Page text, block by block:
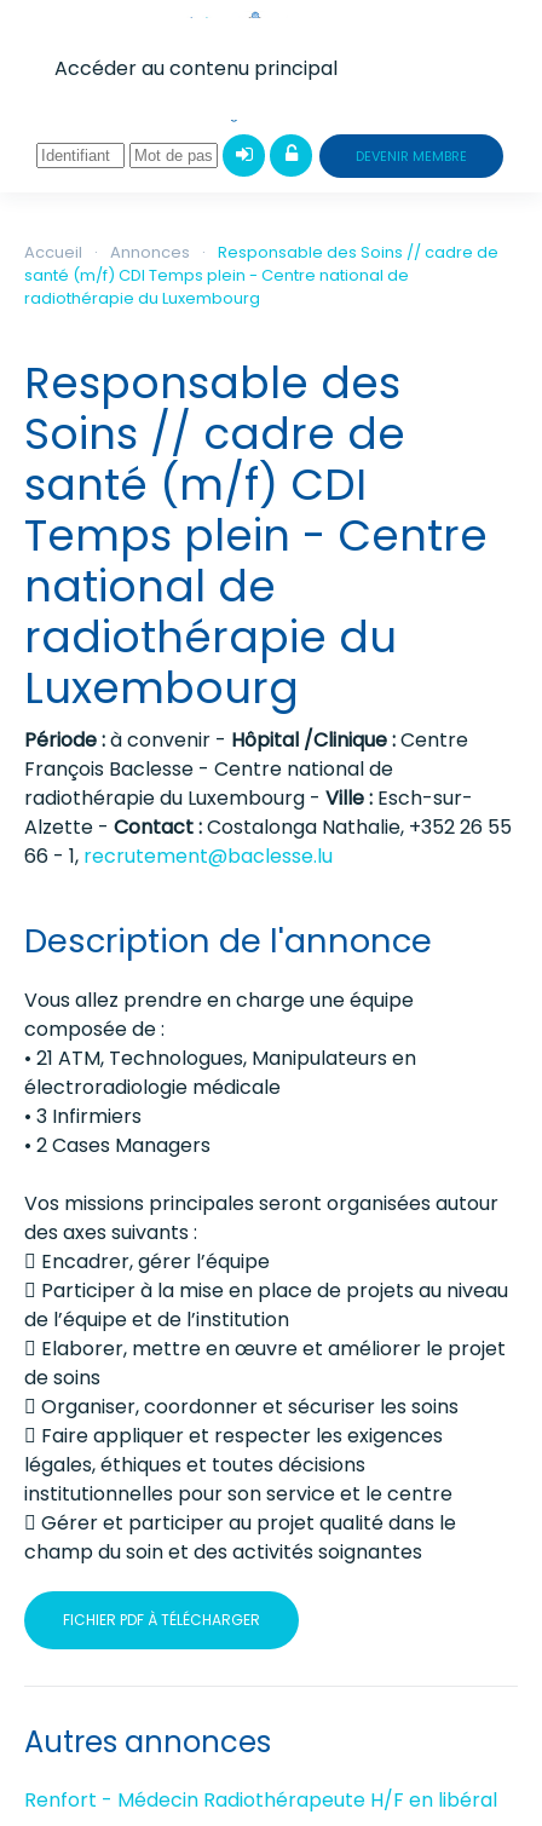
Accéder au contenu principal
DEVENIR MEMBRE
Accueil Annonces
Responsable des Soins // cadre de
santé (m/f) CDI Temps plein - Centre national de
radiothérapie du Luxembourg
Responsable des
Soins // cadre de
santé (m/f) CDI
Temps plein - Centre
national de
radiothérapie du
Luxembourg
Période :à convenir - Hôpital /Clinique :Centre
François Baclesse - Centre national de
radiothérapie du Luxembourg - Ville : Esch-sur-
Alzette - Contact :Costalonga Nathalie, +352 26 55
66 - 1, recrutement@baclesse.lu
Description de l'annonce
Vous allez prendre en charge une équipe
composée de :
• 21 ATM, Technologues, Manipulateurs en
électroradiologie médicale
• 3 Infirmiers
• 2 Cases Managers
Vos missions principales seront organisées autour
des axes suivants :
 Encadrer, gérer l’équipe
 Participer à la mise en place de projets au niveau
de l’équipe et de l’institution
 Elaborer, mettre en œuvre et améliorer le projet
de soins
 Organiser, coordonner et sécuriser les soins
 Faire appliquer et respecter les exigences
légales, éthiques et toutes décisions
institutionnelles pour son service et le centre
 Gérer et participer au projet qualité dans le
champ du soin et des activités soignantes
FICHIER PDF À TÉLÉCHARGER
Autres annonces
Renfort - Médecin Radiothérapeute H/F en libéral